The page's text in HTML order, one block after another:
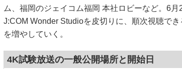
ム、福岡のジェイコム福岡 本社ロビーなど。6月
J:COM Wonder Studioを皮切りに、順次視聴でき
を増やしていく。
4K試験放送の一般公開場所と開始日